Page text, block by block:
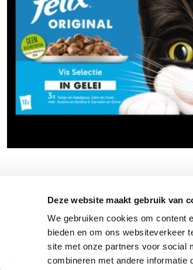
Deze website maakt gebruik van
We gebruiken cookies om content
bieden en om ons websiteverkeer
site met onze partners voor social
combineren met andere informatie
Schrijf je in voor de